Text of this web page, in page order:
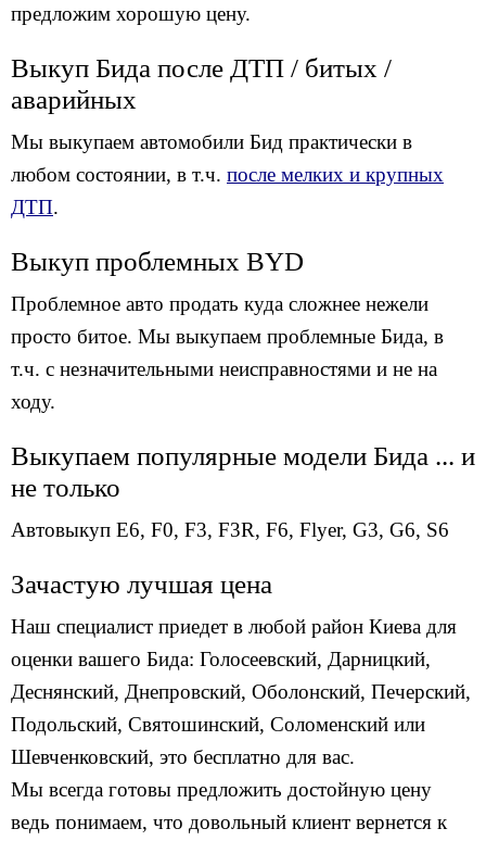
предложим хорошую цену.
Выкуп Бида после ДТП / битых /
аварийных
Мы выкупаем автомобили Бид практически в
любом состоянии, в т.ч. после мелких и крупных
ДТП.
Выкуп проблемных BYD
Проблемное авто продать куда сложнее нежели
просто битое. Мы выкупаем проблемные Бида, в
т.ч. с незначительными неисправностями и не на
ходу.
Выкупаем популярные модели Бида ... и
не только
Автовыкуп E6, F0, F3, F3R, F6, Flyer, G3, G6, S6
Зачастую лучшая цена
Наш специалист приедет в любой район Киева для
оценки вашего Бида: Голосеевский, Дарницкий,
Деснянский, Днепровский, Оболонский, Печерский,
Подольский, Святошинский, Соломенский или
Шевченковский, это бесплатно для вас.
Мы всегда готовы предложить достойную цену
ведь понимаем, что довольный клиент вернется к